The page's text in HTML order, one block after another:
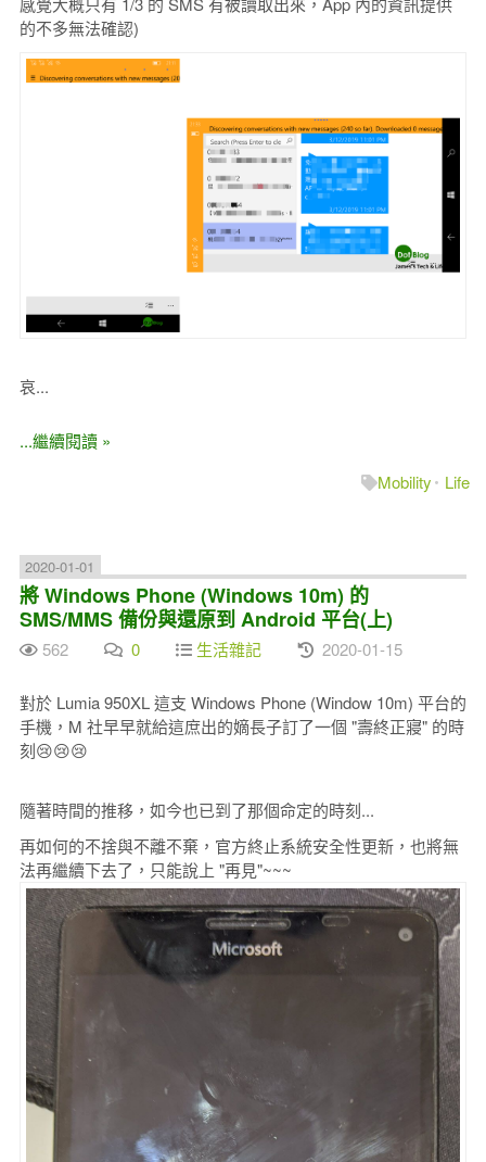
的不多無法確認)
哀...
...繼續閱讀 »
Mobility
Life
2020-01-01
將 Windows Phone (Windows 10m) 的
SMS/MMS 備份與還原到 Android 平台(上)
562 0 生活雜記 2020-01-15
對於 Lumia 950XL 這支 Windows Phone (Window 10m) 平台的
手機，M 社早早就給這庶出的嫡長子訂了一個 "壽終正寢" 的時
刻😢😢😢
隨著時間的推移，如今也已到了那個命定的時刻...
再如何的不捨與不離不棄，官方終止系統安全性更新，也將無
法再繼續下去了，只能說上 "再見"~~~